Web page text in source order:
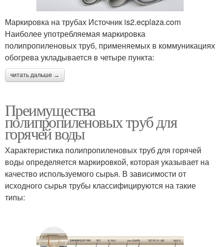
Маркировка на трубах Источник is2.ecplaza.com
Наиболее употребляемая маркировка
полипропиленовых труб, применяемых в коммуникациях
обогрева укладывается в четыре пункта:
читать дальше →
Преимущества
полипропиленовых труб для
горячей воды
Характеристика полипропиленовых труб для горячей
воды определяется маркировкой, которая указывает на
качество используемого сырья. В зависимости от
исходного сырья трубы классифицируются на такие
типы: